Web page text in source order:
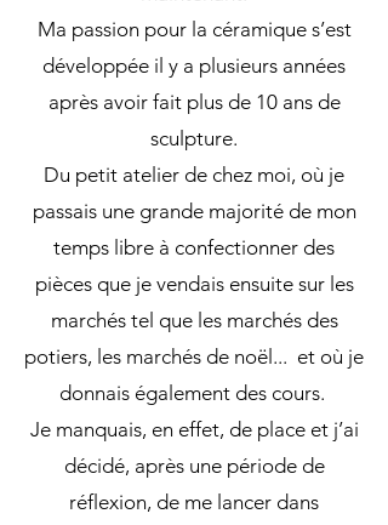
Ma passion pour la céramique s’est
développée il y a plusieurs années
après avoir fait plus de 10 ans de
sculpture.
Du petit atelier de chez moi, où je
passais une grande majorité de mon
temps libre à confectionner des
pièces que je vendais ensuite sur les
marchés tel que les marchés des
potiers, les marchés de noël... et où je
donnais également des cours.
Je manquais, en effet, de place et j’ai
décidé, après une période de
réflexion, de me lancer dans